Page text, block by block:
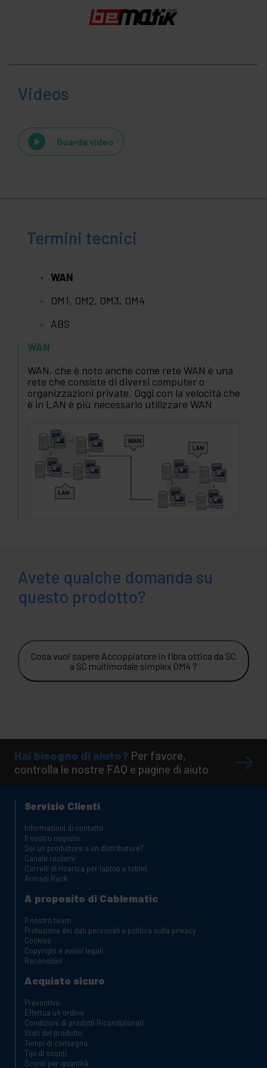
Videos
Guarda video
Termini tecnici
WAN
OM1, OM2, OM3, OM4
ABS
WAN
WAN, che è noto anche come rete WAN è una
rete che consiste di diversi computer o
organizzazioni private. Oggi con la velocità che
è in LAN è più necessario utilizzare WAN
Avete qualche domanda su
questo prodotto?
Cosa vuoi sapere Accoppiatore in fibra ottica da SC
a SC multimodale simplex OM4 ?
Hai bisogno di aiuto? Per favore,
controlla le nostre FAQ e pagine di aiuto
Servizio Clienti
Informazioni di contatto
Il nostro negozio
Sei un produttore o un distributore?
Canale reclami
Carrelli di ricarica per laptop e tablet
Armadi Rack
A proposito di Cablematic
Il nostro team
Protezione dei dati personali e politica sulla privacy
Cookies
Copyright e avvisi legali
Recensioni
Acquisto sicuro
Preventivo
Effettua un ordine
Condizioni di prodotti Ricondizionati
Stati del prodotto
Tempi di consegna
Tipi di sconti
Sconti per quantità